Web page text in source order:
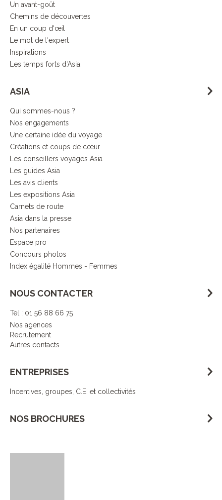
Un avant-goût
Chemins de découvertes
En un coup d'œil
Le mot de l'expert
Inspirations
Les temps forts d'Asia
ASIA
Qui sommes-nous ?
Nos engagements
Une certaine idée du voyage
Créations et coups de cœur
Les conseillers voyages Asia
Les guides Asia
Les avis clients
Les expositions Asia
Carnets de route
Asia dans la presse
Nos partenaires
Espace pro
Concours photos
Index égalité Hommes - Femmes
NOUS CONTACTER
Tel : 01 56 88 66 75
Nos agences
Recrutement
Autres contacts
ENTREPRISES
Incentives, groupes, C.E. et collectivités
NOS BROCHURES